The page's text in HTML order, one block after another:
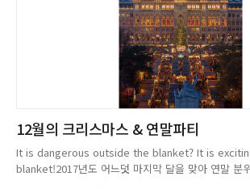
12월의 크리스마스 & 연말파티
It is dangerous outside the blanket? It is
blanket!2017년도 어느덧 마지막 달을 맞아 연말 분